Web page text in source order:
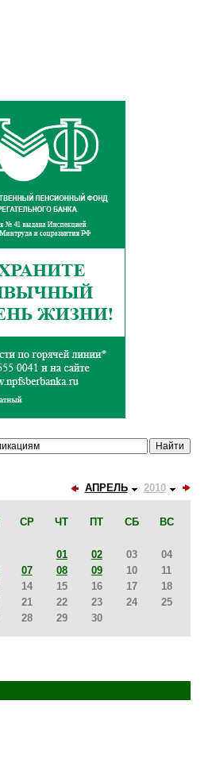
АПРЕЛЬ 2010
СР ЧТ ПТ СБ ВС
01 02 03
04
07 08 09 10
11
14 15 16 17
18
21 22 23 24
25
28 29 30